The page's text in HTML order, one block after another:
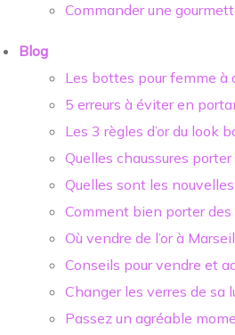
Commander une
Blog
Les bottes pour femme
5 erreurs à éviter en
Les 3 règles d’or du look
Quelles chaussures
Quelles sont les
Comment bien porter des
Où vendre de l’or à
Conseils pour vendre et
Changer les verres de sa
Passez un agréable